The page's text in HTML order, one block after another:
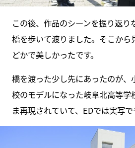
この後、作品のシーンを振り返り
橋を歩いて渡りました。そこから
どかで美しかったです。
橋を渡った少し先にあったのが、
校のモデルになった岐阜北高等学
ま再現されていて、EDでは実写で